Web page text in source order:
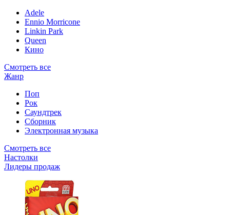
Adele
Ennio Morricone
Linkin Park
Queen
Кино
Смотреть все
Жанр
Поп
Рок
Саундтрек
Сборник
Электронная музыка
Смотреть все
Настолки
Лидеры продаж